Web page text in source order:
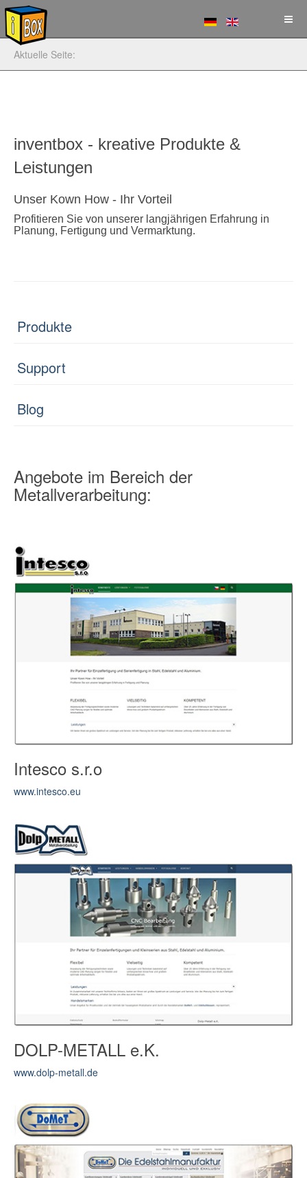
Aktuelle Seite:
inventbox - kreative Produkte &
Leistungen
Unser Kown How - Ihr Vorteil
Profitieren Sie von unserer langjährigen Erfahrung in
Planung, Fertigung und Vermarktung.
Produkte
Support
Blog
Angebote im Bereich der
Metallverarbeitung:
Intesco s.r.o
www.intesco.eu
DOLP-METALL e.K.
www.dolp-metall.de